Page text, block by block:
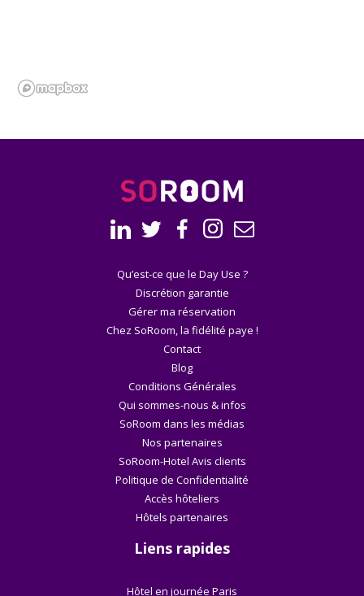
Qu’est-ce que le Day Use ?
Discrétion garantie
Gérer ma réservation
Chez SoRoom, la fidélité paye !
Contact
Blog
Conditions Générales
Qui sommes-nous & infos
SoRoom dans les médias
Nos partenaires
SoRoom-Hotel Avis clients
Politique de Confidentialité
Accès hôteliers
Hôtels partenaires
Liens rapides
Hôtel en journée Paris